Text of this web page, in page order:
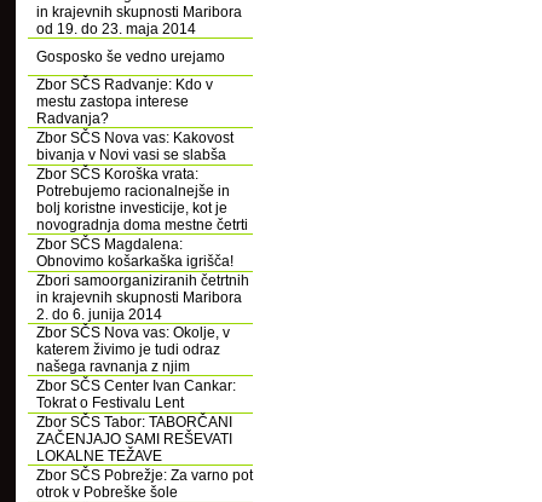
in krajevnih skupnosti Maribora
od 19. do 23. maja 2014
Gosposko še vedno urejamo
Zbor SČS Radvanje: Kdo v
mestu zastopa interese
Radvanja?
Zbor SČS Nova vas: Kakovost
bivanja v Novi vasi se slabša
Zbor SČS Koroška vrata:
Potrebujemo racionalnejše in
bolj koristne investicije, kot je
novogradnja doma mestne četrti
Zbor SČS Magdalena:
Obnovimo košarkaška igrišča!
Zbori samoorganiziranih četrtnih
in krajevnih skupnosti Maribora
2. do 6. junija 2014
Zbor SČS Nova vas: Okolje, v
katerem živimo je tudi odraz
našega ravnanja z njim
Zbor SČS Center Ivan Cankar:
Tokrat o Festivalu Lent
Zbor SČS Tabor: TABORČANI
ZAČENJAJO SAMI REŠEVATI
LOKALNE TEŽAVE
Zbor SČS Pobrežje: Za varno pot
otrok v Pobreške šole